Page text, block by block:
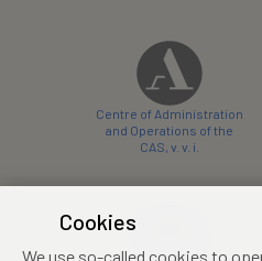
Centre of Administration
and Operations of the
CAS, v. v. i.
Cookies
We use so-called cookies to